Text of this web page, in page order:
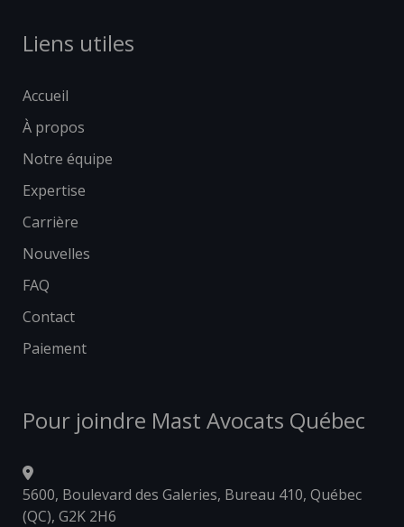
Liens utiles
Accueil
À propos
Notre équipe
Expertise
Carrière
Nouvelles
FAQ
Contact
Paiement
Pour joindre Mast Avocats Québec
5600, Boulevard des Galeries, Bureau 410, Québec
(QC), G2K 2H6